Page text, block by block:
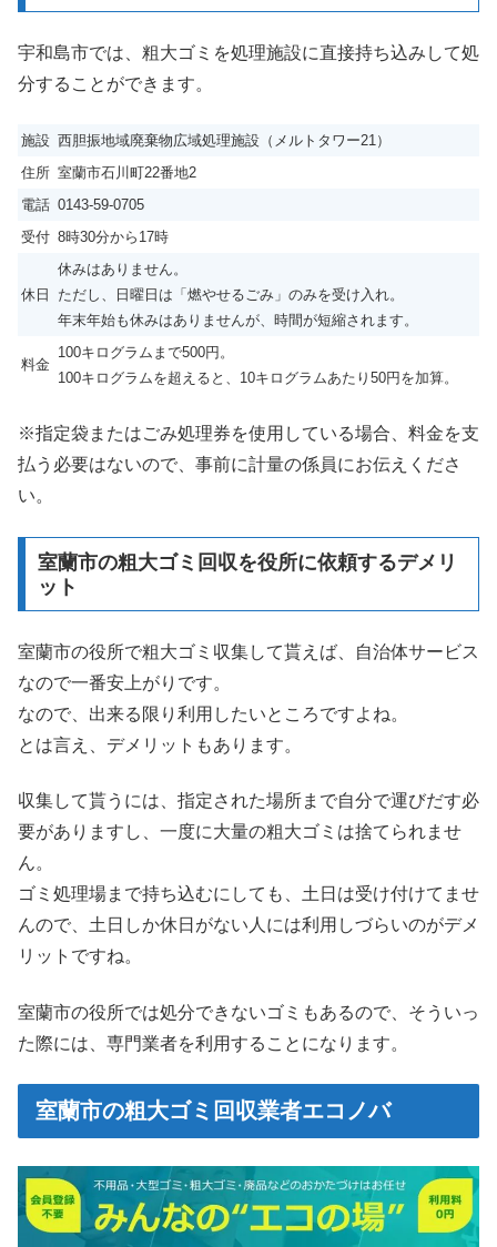
宇和島市では、粗大ゴミを処理施設に直接持ち込みして処
分することができます。
施設 西胆振地域廃棄物広域処理施設（メルトタワー21）
住所 室蘭市石川町22番地2
電話 0143-59-0705
受付 8時30分から17時
休日
休みはありません。
ただし、日曜日は「燃やせるごみ」のみを受け入れ。
年末年始も休みはありませんが、時間が短縮されます。
料金
100キログラムまで500円。
100キログラムを超えると、10キログラムあたり50円を加算。
※指定袋またはごみ処理券を使用している場合、料金を支
払う必要はないので、事前に計量の係員にお伝えくださ
い。
室蘭市の粗大ゴミ回収を役所に依頼するデメリ
ット
室蘭市の役所で粗大ゴミ収集して貰えば、自治体サービス
なので一番安上がりです。
なので、出来る限り利用したいところですよね。
とは言え、デメリットもあります。
収集して貰うには、指定された場所まで自分で運びだす必
要がありますし、一度に大量の粗大ゴミは捨てられませ
ん。
ゴミ処理場まで持ち込むにしても、土日は受け付けてませ
んので、土日しか休日がない人には利用しづらいのがデメ
リットですね。
室蘭市の役所では処分できないゴミもあるので、そういっ
た際には、専門業者を利用することになります。
室蘭市の粗大ゴミ回収業者エコノバ